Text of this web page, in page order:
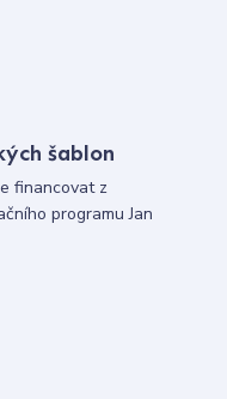
šablon
financovat z
programu Jan